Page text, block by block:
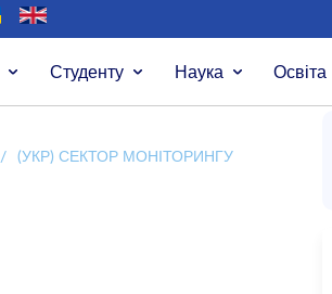
Студенту Наука Освіта
/ (УКР) СЕКТОР МОНІТОРИНГУ